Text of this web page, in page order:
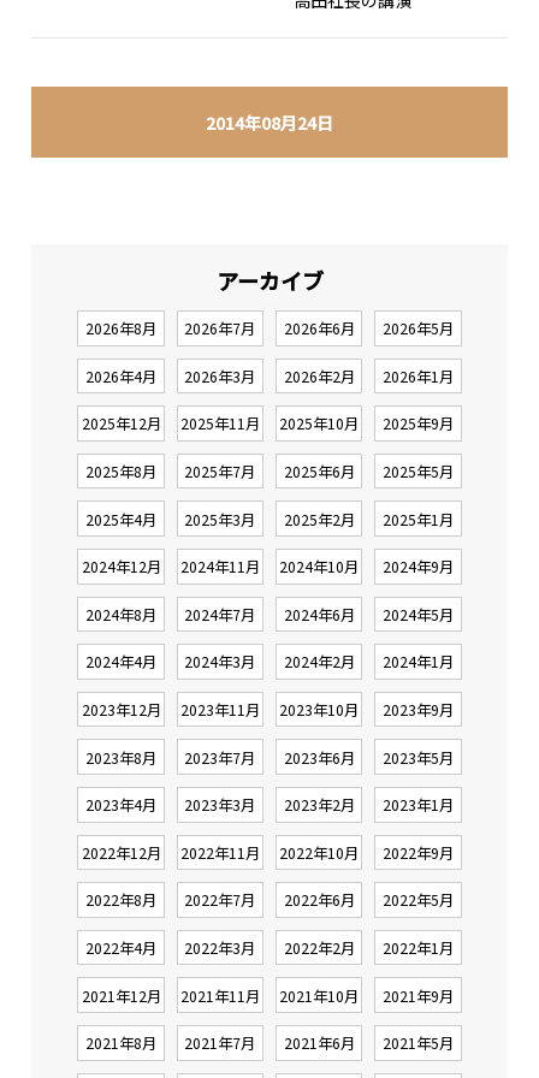
2014年08月24日
アーカイブ
2026年8月 2026年7月 2026年6月 2026年5月
2026年4月 2026年3月 2026年2月 2026年1月
2025年12月 2025年11月 2025年10月 2025年9月
2025年8月 2025年7月 2025年6月 2025年5月
2025年4月 2025年3月 2025年2月 2025年1月
2024年12月 2024年11月 2024年10月 2024年9月
2024年8月 2024年7月 2024年6月 2024年5月
2024年4月 2024年3月 2024年2月 2024年1月
2023年12月 2023年11月 2023年10月 2023年9月
2023年8月 2023年7月 2023年6月 2023年5月
2023年4月 2023年3月 2023年2月 2023年1月
2022年12月 2022年11月 2022年10月 2022年9月
2022年8月 2022年7月 2022年6月 2022年5月
2022年4月 2022年3月 2022年2月 2022年1月
2021年12月 2021年11月 2021年10月 2021年9月
2021年8月 2021年7月 2021年6月 2021年5月